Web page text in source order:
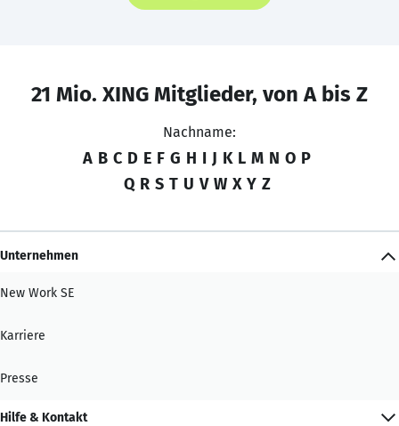
21 Mio. XING Mitglieder, von A bis Z
Nachname:
A B C D E F G H I J K L M N O P
Q R S T U V W X Y Z
Unternehmen
New Work SE
Karriere
Presse
Hilfe & Kontakt